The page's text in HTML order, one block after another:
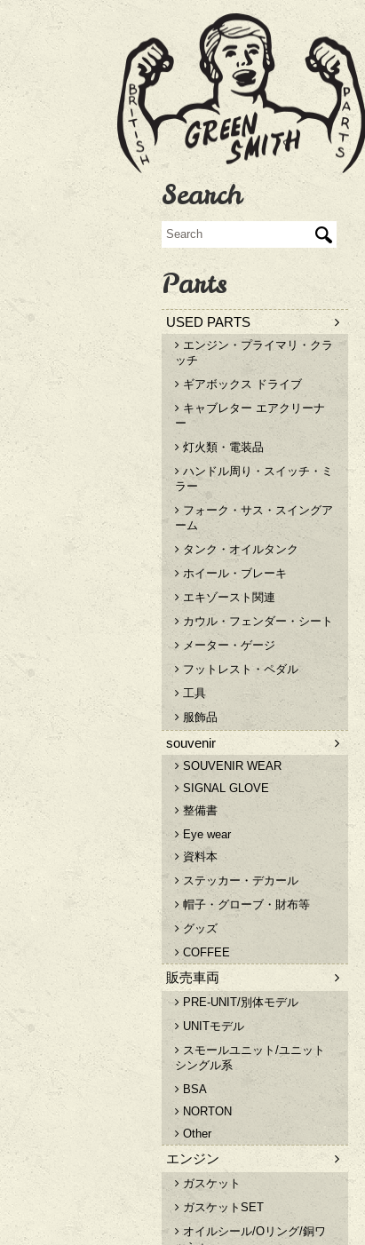
Search
Parts
USED PARTS
エンジン・プライマリ・クラ
ッチ
ギアボックス ドライブ
キャブレター エアクリーナ
ー
灯火類・電装品
ハンドル周り・スイッチ・ミ
ラー
フォーク・サス・スイングア
ーム
タンク・オイルタンク
ホイール・ブレーキ
エキゾースト関連
カウル・フェンダー・シート
メーター・ゲージ
フットレスト・ペダル
工具
服飾品
souvenir
SOUVENIR WEAR
SIGNAL GLOVE
整備書
Eye wear
資料本
ステッカー・デカール
帽子・グローブ・財布等
グッズ
COFFEE
販売車両
PRE-UNIT/別体モデル
UNITモデル
スモールユニット/ユニット
シングル系
BSA
NORTON
Other
エンジン
ガスケット
ガスケットSET
オイルシール/Oリング/銅ワ